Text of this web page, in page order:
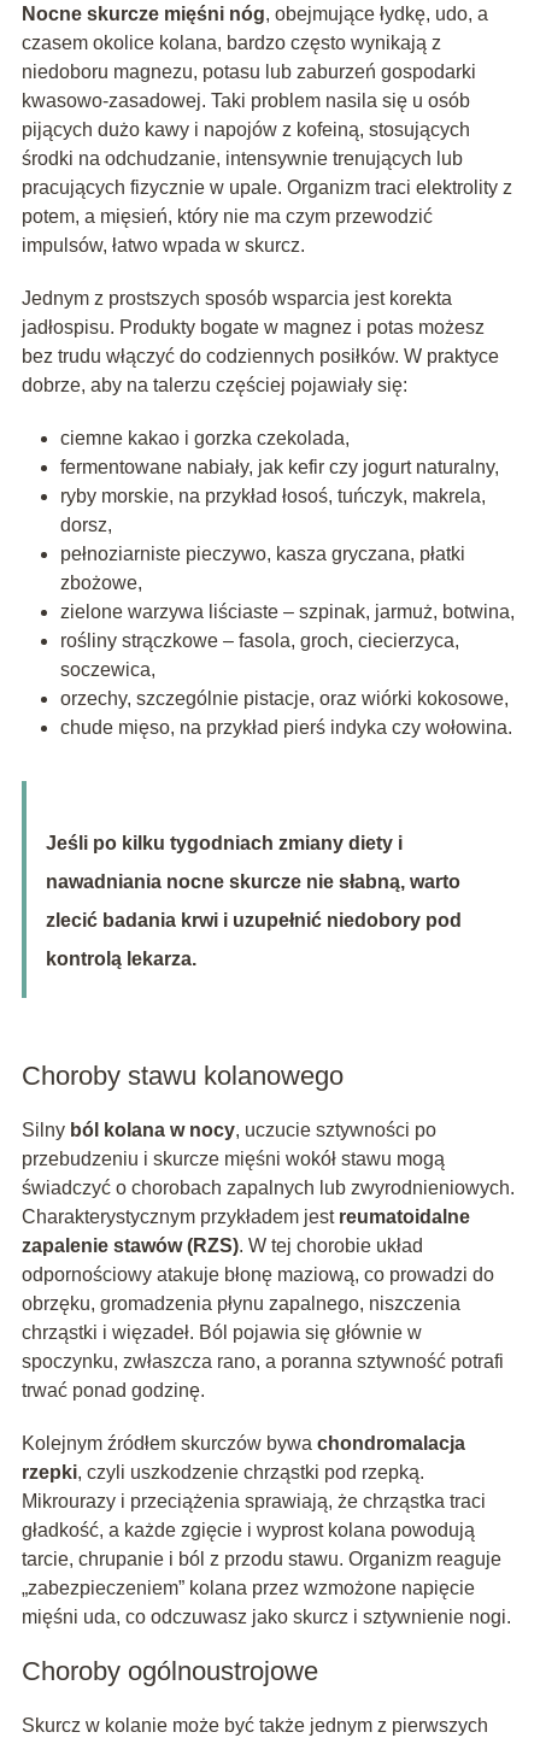
Nocne skurcze mięśni nóg, obejmujące łydkę, udo, a
czasem okolice kolana, bardzo często wynikają z
niedoboru magnezu, potasu lub zaburzeń gospodarki
kwasowo-zasadowej. Taki problem nasila się u osób
pijących dużo kawy i napojów z kofeiną, stosujących
środki na odchudzanie, intensywnie trenujących lub
pracujących fizycznie w upale. Organizm traci elektrolity z
potem, a mięsień, który nie ma czym przewodzić
impulsów, łatwo wpada w skurcz.
Jednym z prostszych sposób wsparcia jest korekta
jadłospisu. Produkty bogate w magnez i potas możesz
bez trudu włączyć do codziennych posiłków. W praktyce
dobrze, aby na talerzu częściej pojawiały się:
ciemne kakao i gorzka czekolada,
fermentowane nabiały, jak kefir czy jogurt naturalny,
ryby morskie, na przykład łosoś, tuńczyk, makrela,
dorsz,
pełnoziarniste pieczywo, kasza gryczana, płatki
zbożowe,
zielone warzywa liściaste – szpinak, jarmuż, botwina,
rośliny strączkowe – fasola, groch, ciecierzyca,
soczewica,
orzechy, szczególnie pistacje, oraz wiórki kokosowe,
chude mięso, na przykład pierś indyka czy wołowina.
Jeśli po kilku tygodniach zmiany diety i
nawadniania nocne skurcze nie słabną, warto
zlecić badania krwi i uzupełnić niedobory pod
kontrolą lekarza.
Choroby stawu kolanowego
Silny ból kolana w nocy, uczucie sztywności po
przebudzeniu i skurcze mięśni wokół stawu mogą
świadczyć o chorobach zapalnych lub zwyrodnieniowych.
Charakterystycznym przykładem jest reumatoidalne
zapalenie stawów (RZS). W tej chorobie układ
odpornościowy atakuje błonę maziową, co prowadzi do
obrzęku, gromadzenia płynu zapalnego, niszczenia
chrząstki i więzadeł. Ból pojawia się głównie w
spoczynku, zwłaszcza rano, a poranna sztywność potrafi
trwać ponad godzinę.
Kolejnym źródłem skurczów bywa chondromalacja
rzepki, czyli uszkodzenie chrząstki pod rzepką.
Mikrourazy i przeciążenia sprawiają, że chrząstka traci
gładkość, a każde zgięcie i wyprost kolana powodują
tarcie, chrupanie i ból z przodu stawu. Organizm reaguje
„zabezpieczeniem” kolana przez wzmożone napięcie
mięśni uda, co odczuwasz jako skurcz i sztywnienie nogi.
Choroby ogólnoustrojowe
Skurcz w kolanie może być także jednym z pierwszych